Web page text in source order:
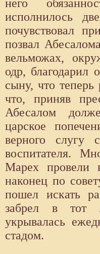
него
исполнилось
почувствовал
позвал
вельможах,
одр, благодарил
сыну, что
что, приняв
Абесалом
царское
верного слугу
воспитателя.
Марех провели
наконец по
пошел искать
забрел в тот
укрывалась
стадом.